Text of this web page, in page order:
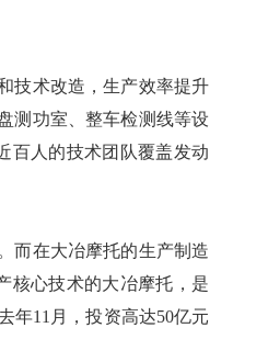
技术改造，生产效率提升
测功室、整车检测线等设
百人的技术团队覆盖发动
而在大冶摩托的生产制造
核心技术的大冶摩托，是
年11月，投资高达50亿元